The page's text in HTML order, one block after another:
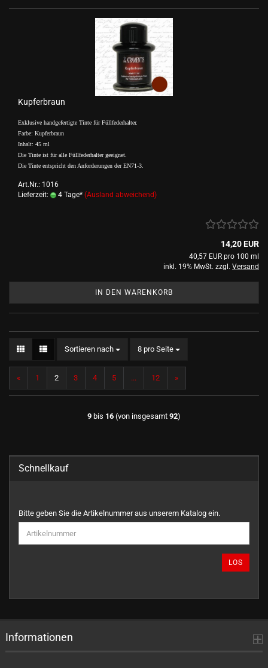
Kupferbraun
Exklusive handgefertigte Tinte für Füllfederhalter.
Farbe: Kupferbraun
Inhalt: 45 ml
Die Tinte ist für alle Füllfederhalter geeignet.
Die Tinte entspricht den Anforderungen der EN71-3.
Art.Nr.: 1016
Lieferzeit:
4 Tage* (Ausland abweichend)
14,20 EUR
40,57 EUR pro 100 ml
inkl. 19% MwSt. zzgl. Versand
IN DEN WARENKORB
Sortieren nach
Sortieren nach 8 pro Seite
pro Seite
« 1 2 3 4 5 ... 12 »
9 bis 16 (von insgesamt 92)
Schnellkauf
BITTE
GEBEN
SIE
DIE
EIN.
Bitte geben Sie die Artikelnummer aus unserem Katalog ein.
LOS
Informationen